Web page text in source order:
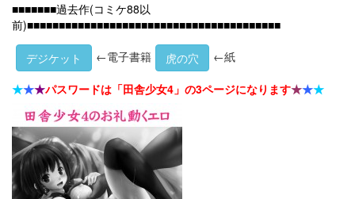
■■■■■■■過去作(コミケ88以
前)■■■■■■■■■■■■■■■■■■■■■■■■■■■■■■■■■■■■■■■■
デジケット ←電子書籍 虎の穴 ←紙
★★★パスワードは「田舎少女4」の3ページになります★★★